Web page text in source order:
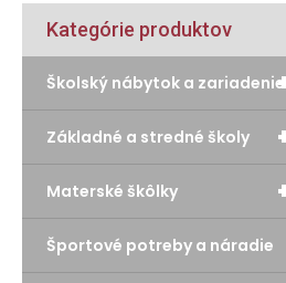
Kategórie produktov
Školský nábytok a zariadenie
Základné a stredné školy
Materské škôlky
Športové potreby a náradie